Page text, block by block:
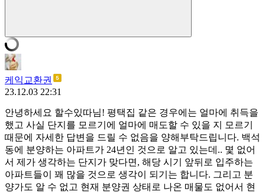
케익교환권
23.12.03 22:31
안녕하세요 할수있따님! 평택집 같은 경우에는 얼마에 취득을
했고 사실 단지를 모르기에 얼마에 매도할 수 있을 지 모르기
때문에 자세한 답변을 드릴 수 없음을 양해부탁드립니다. 백석
동에 분양하는 아파트가 24년인 것으로 알고 있는데.. 몇 없어
서 제가 생각하는 단지가 맞다면, 해당 시기 앞뒤로 입주하는
아파트들이 꽤 많을 것으로 생각이 되기는 합니다. 그리고 분
양가도 알 수 없고 현재 분양권 상태로 나온 매물도 없어서 현